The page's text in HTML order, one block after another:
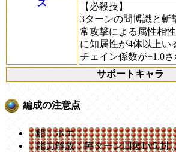
ス
【必殺技】
3ターンの間博識と斬
常攻撃による属性相
に知属性が4体以上い
チェイン係数が+1.0さ
サポートキャラ
編成の注意点
船：ホエ
能力解放：毎ターン回復Lv5,封